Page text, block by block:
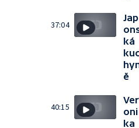
37:04
Jap
ká
kuc
ě
40:15
Ver
oni
ka